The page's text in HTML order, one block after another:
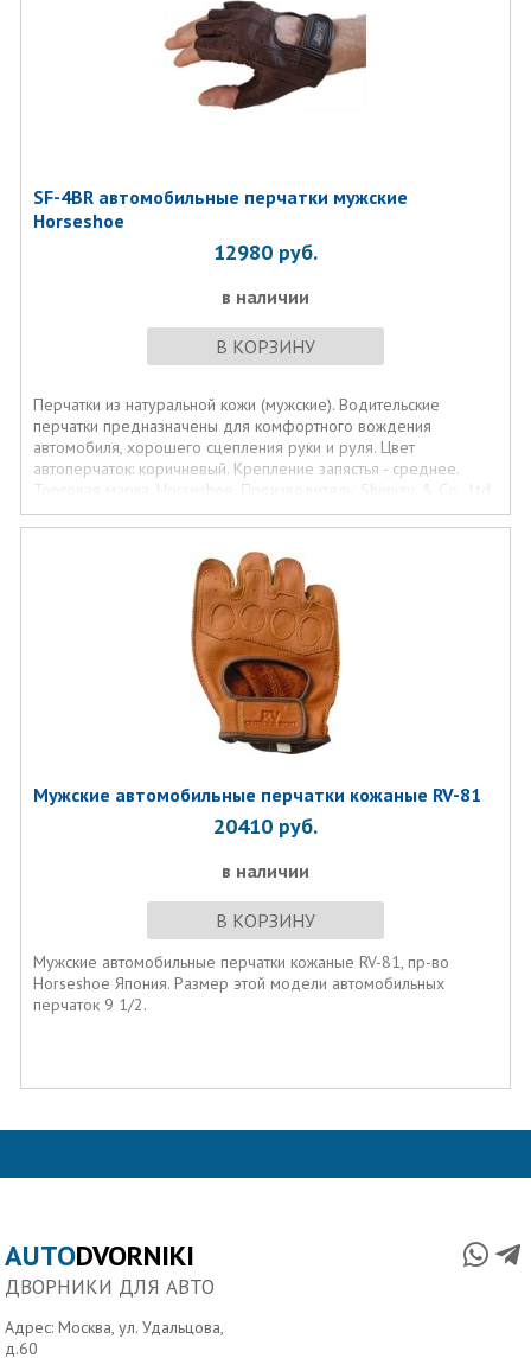
SF-4BR автомобильные перчатки мужские
Horseshoe
12980 руб.
в наличии
В КОРЗИНУ
Перчатки из натуральной кожи (мужские). Водительские
перчатки предназначены для комфортного вождения
автомобиля, хорошего сцепления руки и руля. Цвет
автоперчаток: коричневый. Крепление запястья - среднее.
Торговая марка: Horseshoe. Производитель: Shimizu & Co., Ltd
(Япония). Размер 9.Цвет: коричневый
Мужские автомобильные перчатки кожаные RV-81
20410 руб.
в наличии
В КОРЗИНУ
Мужские автомобильные перчатки кожаные RV-81, пр-во
Horseshoe Япония. Размер этой модели автомобильных
перчаток 9 1/2.
AUTODVORNIKI
ДВОРНИКИ ДЛЯ АВТО
Адрес: Москва, ул. Удальцова,
д.60